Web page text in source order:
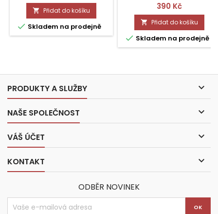
 Přidat do košíku
 Skladem na prodejně
Cena
390 Kč
 Přidat do košíku
 Skladem na prodejně
PRODUKTY A SLUŽBY 
NAŠE SPOLEČNOST 
VÁŠ ÚČET 
KONTAKT 
ODBĚR NOVINEK